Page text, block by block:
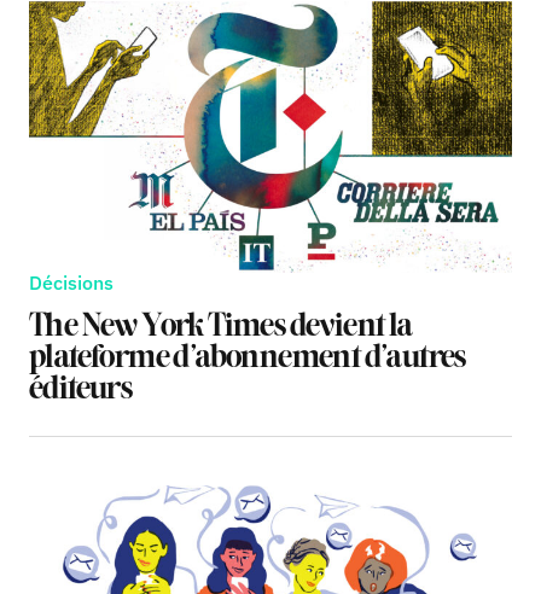
Décisions
The New York Times devient la
plateforme d’abonnement d’autres
éditeurs